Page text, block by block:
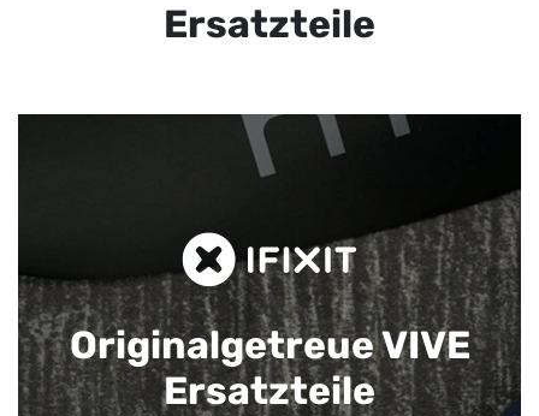
Ersatzteile
Originalgetreue VIVE
Ersatzteile